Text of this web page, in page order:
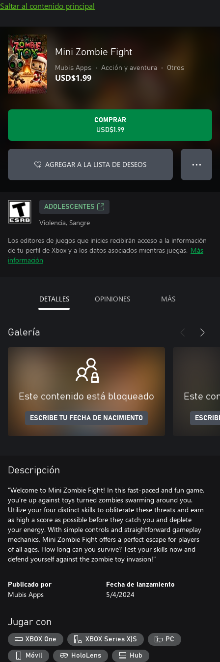
Saltar al contenido principal
Mini Zombie Fight
Mubis Apps • Acción y aventura • Otros
USD$1.99
COMPRAR
USD$1.99
AGREGAR A LA LISTA DE DESEOS ● ● ●
ADOLESCENTES
Violencia, Sangre
Los editores de juegos que inicies recibirán acceso a la información
de tu perfil de Xbox y a los datos asociados mientras juegas. Más
información
DETALLES OPINIONES MÁS
Galería
Este contenido está bloqueado
ESCRIBE TU FECHA DE NACIMIENTO
Este
Descripción
"Welcome to Mini Zombie Fight! In this fast-paced and fun game,
you're up against toys turned zombies swarming around you.
Utilize your four distinct skills to obliterate these threats and earn
as high a score as possible before they catch you and deplete
your energy. With simple controls and straightforward gameplay
mechanics, Mini Zombie Fight offers a perfect escape for players
of all ages. How long can you survive? Test your skills now and
defend yourself against the zombie toy invasion!"
Publicado por
Mubis Apps
Fecha de lanzamiento
5/4/2024
Jugar con
XBOX One XBOX Series X|S PC
Móvil HoloLens Hub